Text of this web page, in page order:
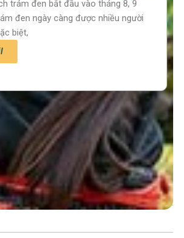
trám đen bắt đầu vào tháng 8, 9
đen ngày càng được nhiều người
biệt,